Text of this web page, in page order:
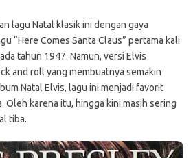
lagu Natal klasik ini dengan gaya
“Here Comes Santa Claus” pertama kali
tahun 1947. Namun, versi Elvis
and roll yang membuatnya semakin
Natal Elvis, lagu ini menjadi favorit
Oleh karena itu, hingga kini masih sering
tiba.